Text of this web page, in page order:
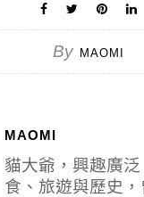
By MAOMI
MAOMI
貓大爺，興趣廣
食、旅遊與歷史